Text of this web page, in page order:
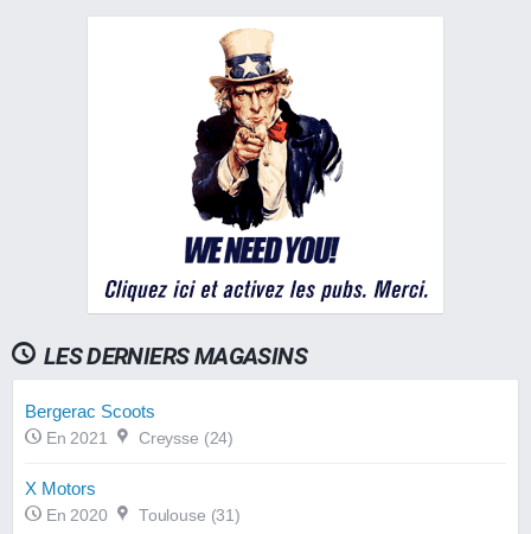
LES DERNIERS MAGASINS
Bergerac Scoots
En 2021 Creysse (24)
X Motors
En 2020 Toulouse (31)